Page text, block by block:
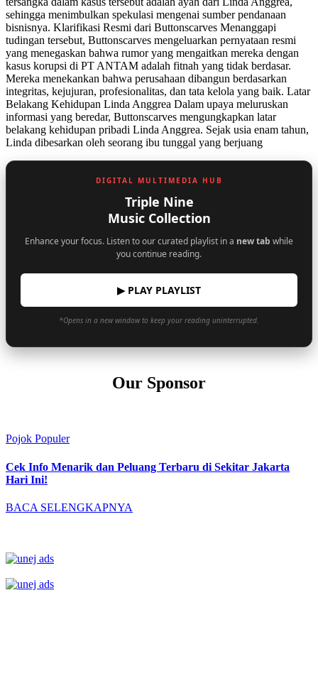
sehingga menimbulkan spekulasi mengenai sumber pendanaan
bisnisnya. Klarifikasi Resmi dari Buttonscarves Menanggapi
tudingan tersebut, Buttonscarves mengeluarkan pernyataan resmi
yang menegaskan bahwa rumor yang mengaitkan mereka dengan
kasus korupsi di PT ANTAM adalah fitnah yang tidak berdasar.
Mereka menekankan bahwa perusahaan dibangun berdasarkan
integritas, kejujuran, profesionalitas, dan tata kelola yang baik. Latar
Belakang Kehidupan Linda Anggrea Dalam upaya meluruskan
informasi yang beredar, Buttonscarves mengungkapkan latar
belakang kehidupan pribadi Linda Anggrea. Sejak usia enam tahun,
Linda dibesarkan oleh seorang ibu tunggal yang berjuang
DIGITAL MULTIMEDIA HUB
Triple Nine
Music Collection
Enhance your focus. Listen to our curated playlist in a new tab while
you continue reading.
▶ PLAY PLAYLIST
*Opens in a new window to keep your reading uninterrupted.
Our Sponsor
Pojok Populer
Cek Info Menarik dan Peluang Terbaru di Sekitar Jakarta
Hari Ini!
BACA SELENGKAPNYA